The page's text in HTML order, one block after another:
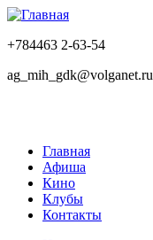
+784463 2-63-54
ag_mih_gdk@volganet.ru
Главная
Афиша
Кино
Клубы
Контакты